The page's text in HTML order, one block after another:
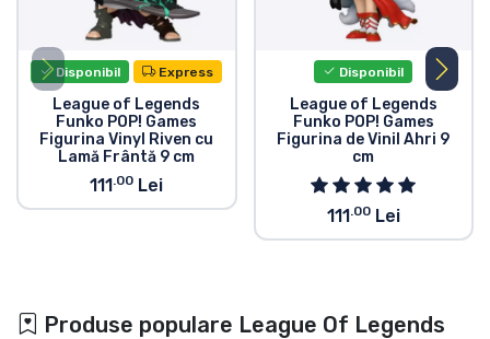
Disponibil Express
League of Legends
Funko POP! Games
Figurina Vinyl Riven cu
Lamă Frântă 9 cm
111.00 Lei
Disponibil
League of Legends
Funko POP! Games
Figurina de Vinil Ahri 9
cm
111.00Lei
Produse populare League Of Legends